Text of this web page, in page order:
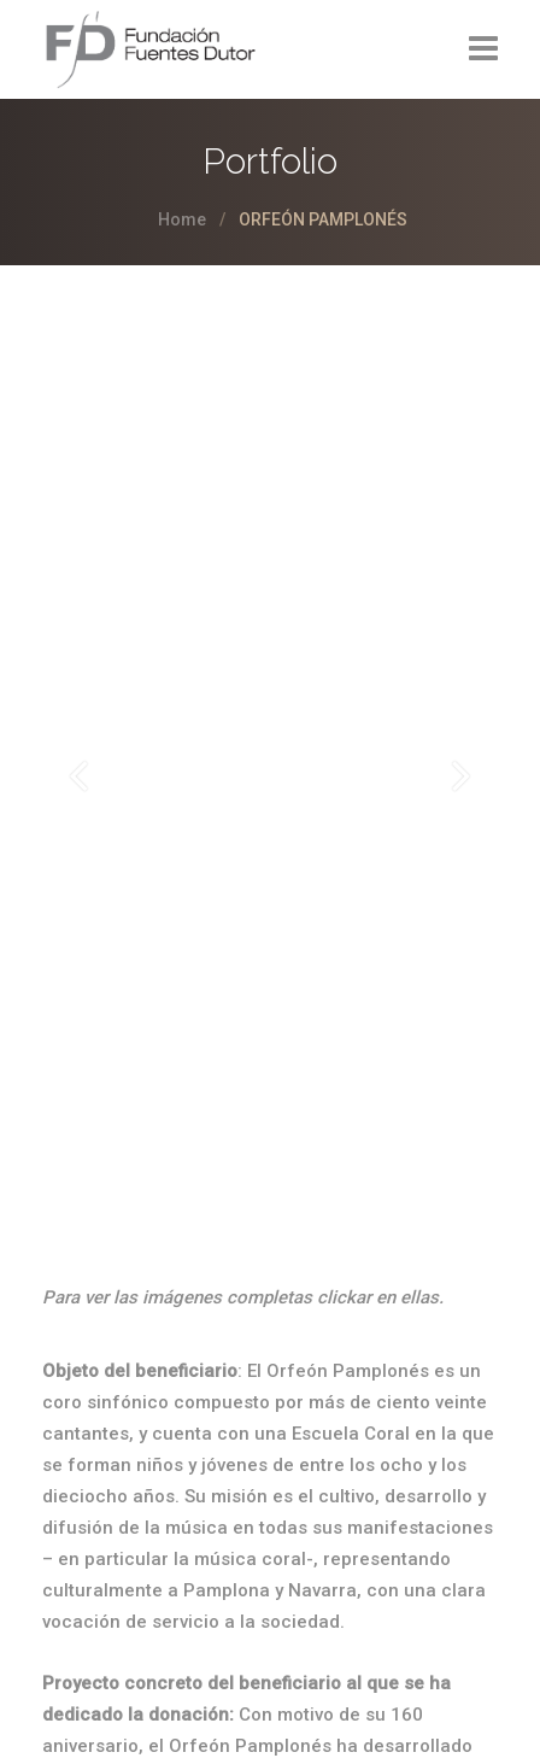
Portfolio
Home ORFEÓN PAMPLONÉS
Para ver las imágenes completas clickar en ellas.
Objeto del beneficiario: El Orfeón Pamplonés es un
coro sinfónico compuesto por más de ciento veinte
cantantes, y cuenta con una Escuela Coral en la que
se forman niños y jóvenes de entre los ocho y los
dieciocho años. Su misión es el cultivo, desarrollo y
difusión de la música en todas sus manifestaciones
– en particular la música coral-, representando
culturalmente a Pamplona y Navarra, con una clara
vocación de servicio a la sociedad.
Proyecto concreto del beneficiario al que se ha
dedicado la donación: Con motivo de su 160
aniversario, el Orfeón Pamplonés ha desarrollado